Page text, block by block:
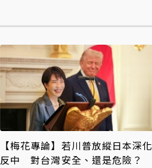
【梅花專論】若川普放縱日本深化
反中 對台灣安全、還是危險？